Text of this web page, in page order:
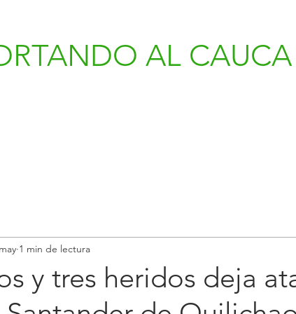
AL CAUCA
y tres heridos deja
1 min de lectura